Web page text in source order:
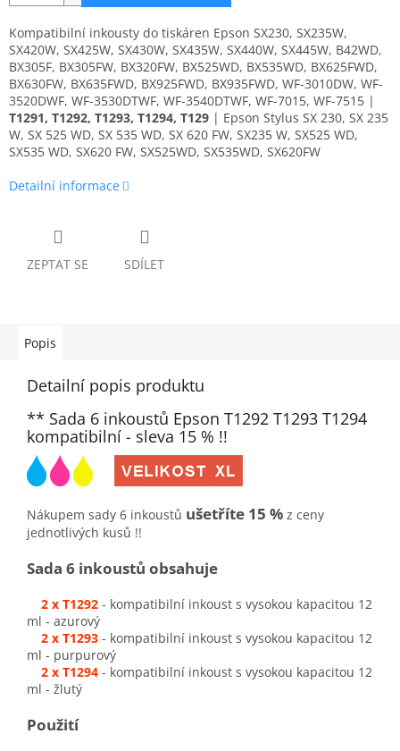
Kompatibilní inkousty do tiskáren Epson SX230, SX235W,
SX420W, SX425W, SX430W, SX435W, SX440W, SX445W, B42WD,
BX305F, BX305FW, BX320FW, BX525WD, BX535WD, BX625FWD,
BX630FW, BX635FWD, BX925FWD, BX935FWD, WF-3010DW, WF-
3520DWF, WF-3530DTWF, WF-3540DTWF, WF-7015, WF-7515 |
T1291, T1292, T1293, T1294, T129 | Epson Stylus SX 230, SX 235
W, SX 525 WD, SX 535 WD, SX 620 FW, SX235 W, SX525 WD,
SX535 WD, SX620 FW, SX525WD, SX535WD, SX620FW
Detailní informace
ZEPTAT SE SDÍLET
Popis
Detailní popis produktu
** Sada 6 inkoustů Epson T1292 T1293 T1294
kompatibilní - sleva 15 % !!
Nákupem sady 6 inkoustů ušetříte 15 % z ceny
jednotlivých kusů !!
Sada 6 inkoustů obsahuje
2 x T1292 - kompatibilní inkoust s vysokou kapacitou 12
ml - azurový
2 x T1293 - kompatibilní inkoust s vysokou kapacitou 12
ml - purpurový
2 x T1294 - kompatibilní inkoust s vysokou kapacitou 12
ml - žlutý
Použití